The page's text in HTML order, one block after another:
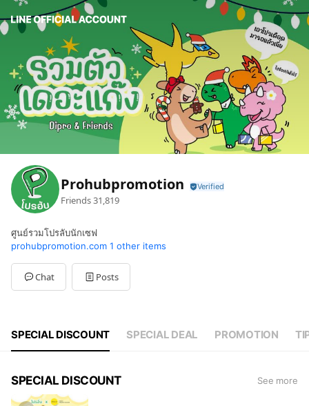
Prohubpromotion
Friends31,819
ศูนย์รวมโปรลับนักเซฟ
prohubpromotion.com 1 other items
Chat Posts
SPECIAL DISCOUNT SPECIAL DEAL PROMOTION
SPECIAL DISCOUNT See more